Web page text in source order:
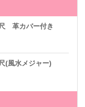
革カバー付き
(風水メジャー)